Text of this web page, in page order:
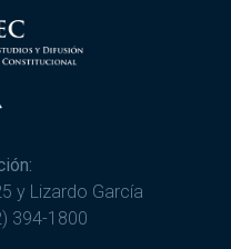
y Lizardo García
394-1800